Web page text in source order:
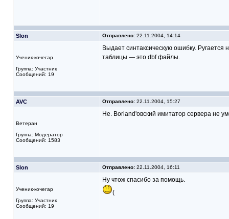
Slon Отправлено:22.11.2004, 14:14
Ученик-кочегар
Группа: Участник
Сообщений: 19
Выдает синтаксическую ошибку. Ругается
таблицы — это dbf файлы.
AVC Отправлено:22.11.2004, 15:27
Ветеран
Группа: Модератор
Сообщений: 1583
Не. Borland'овский имитатор сервера не
Slon Отправлено:22.11.2004, 16:11
Ученик-кочегар
Группа: Участник
Сообщений: 19
Ну чтож спасибо за помощь.
(